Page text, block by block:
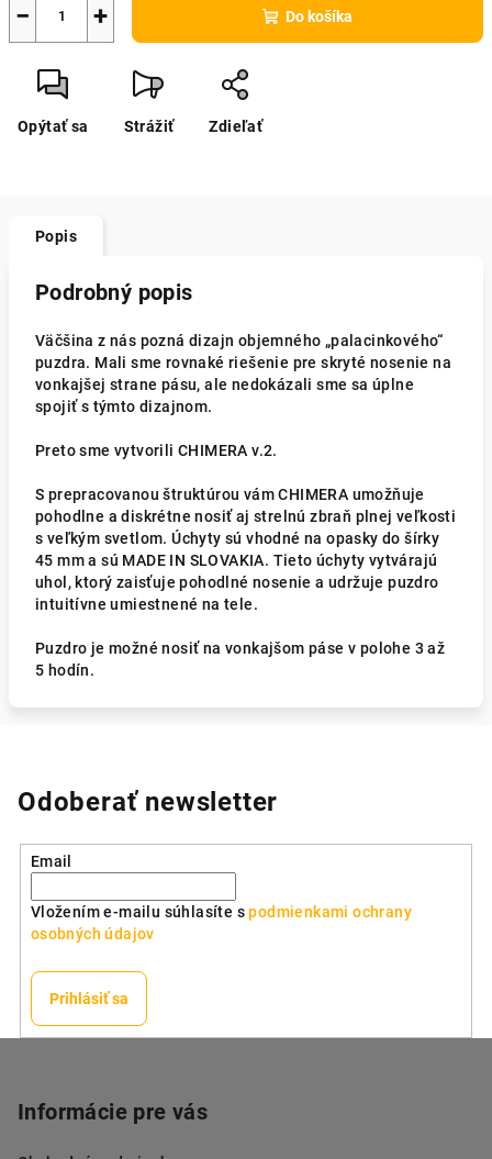
+
− Do košíka
Opýtať sa Strážiť Zdieľať
Popis
Podrobný popis
Väčšina z nás pozná dizajn objemného „palacinkového“
puzdra. Mali sme rovnaké riešenie pre skryté nosenie na
vonkajšej strane pásu, ale nedokázali sme sa úplne
spojiť s týmto dizajnom.
Preto sme vytvorili CHIMERA v.2.
S prepracovanou štruktúrou vám CHIMERA umožňuje
pohodlne a diskrétne nosiť aj strelnú zbraň plnej veľkosti
s veľkým svetlom. Úchyty sú vhodné na opasky do šírky
45 mm a sú MADE IN SLOVAKIA. Tieto úchyty vytvárajú
uhol, ktorý zaisťuje pohodlné nosenie a udržuje puzdro
intuitívne umiestnené na tele.
Puzdro je možné nosiť na vonkajšom páse v polohe 3 až
5 hodín.
Odoberať newsletter
Email
Vložením e-mailu súhlasíte spodmienkami ochrany
osobných údajov
Prihlásiť sa
Informácie pre vás